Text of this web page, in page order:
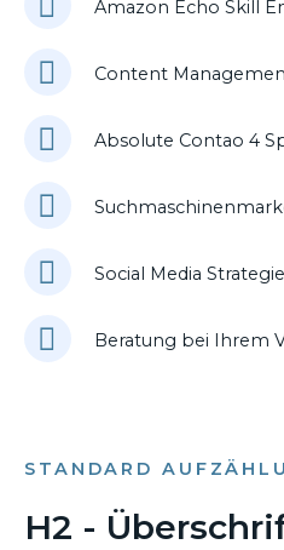
Amazon Echo Skill
Content
Absolute Contao 4
Social Media Strategie
Beratung bei Ihrem
STANDARD
H2 -